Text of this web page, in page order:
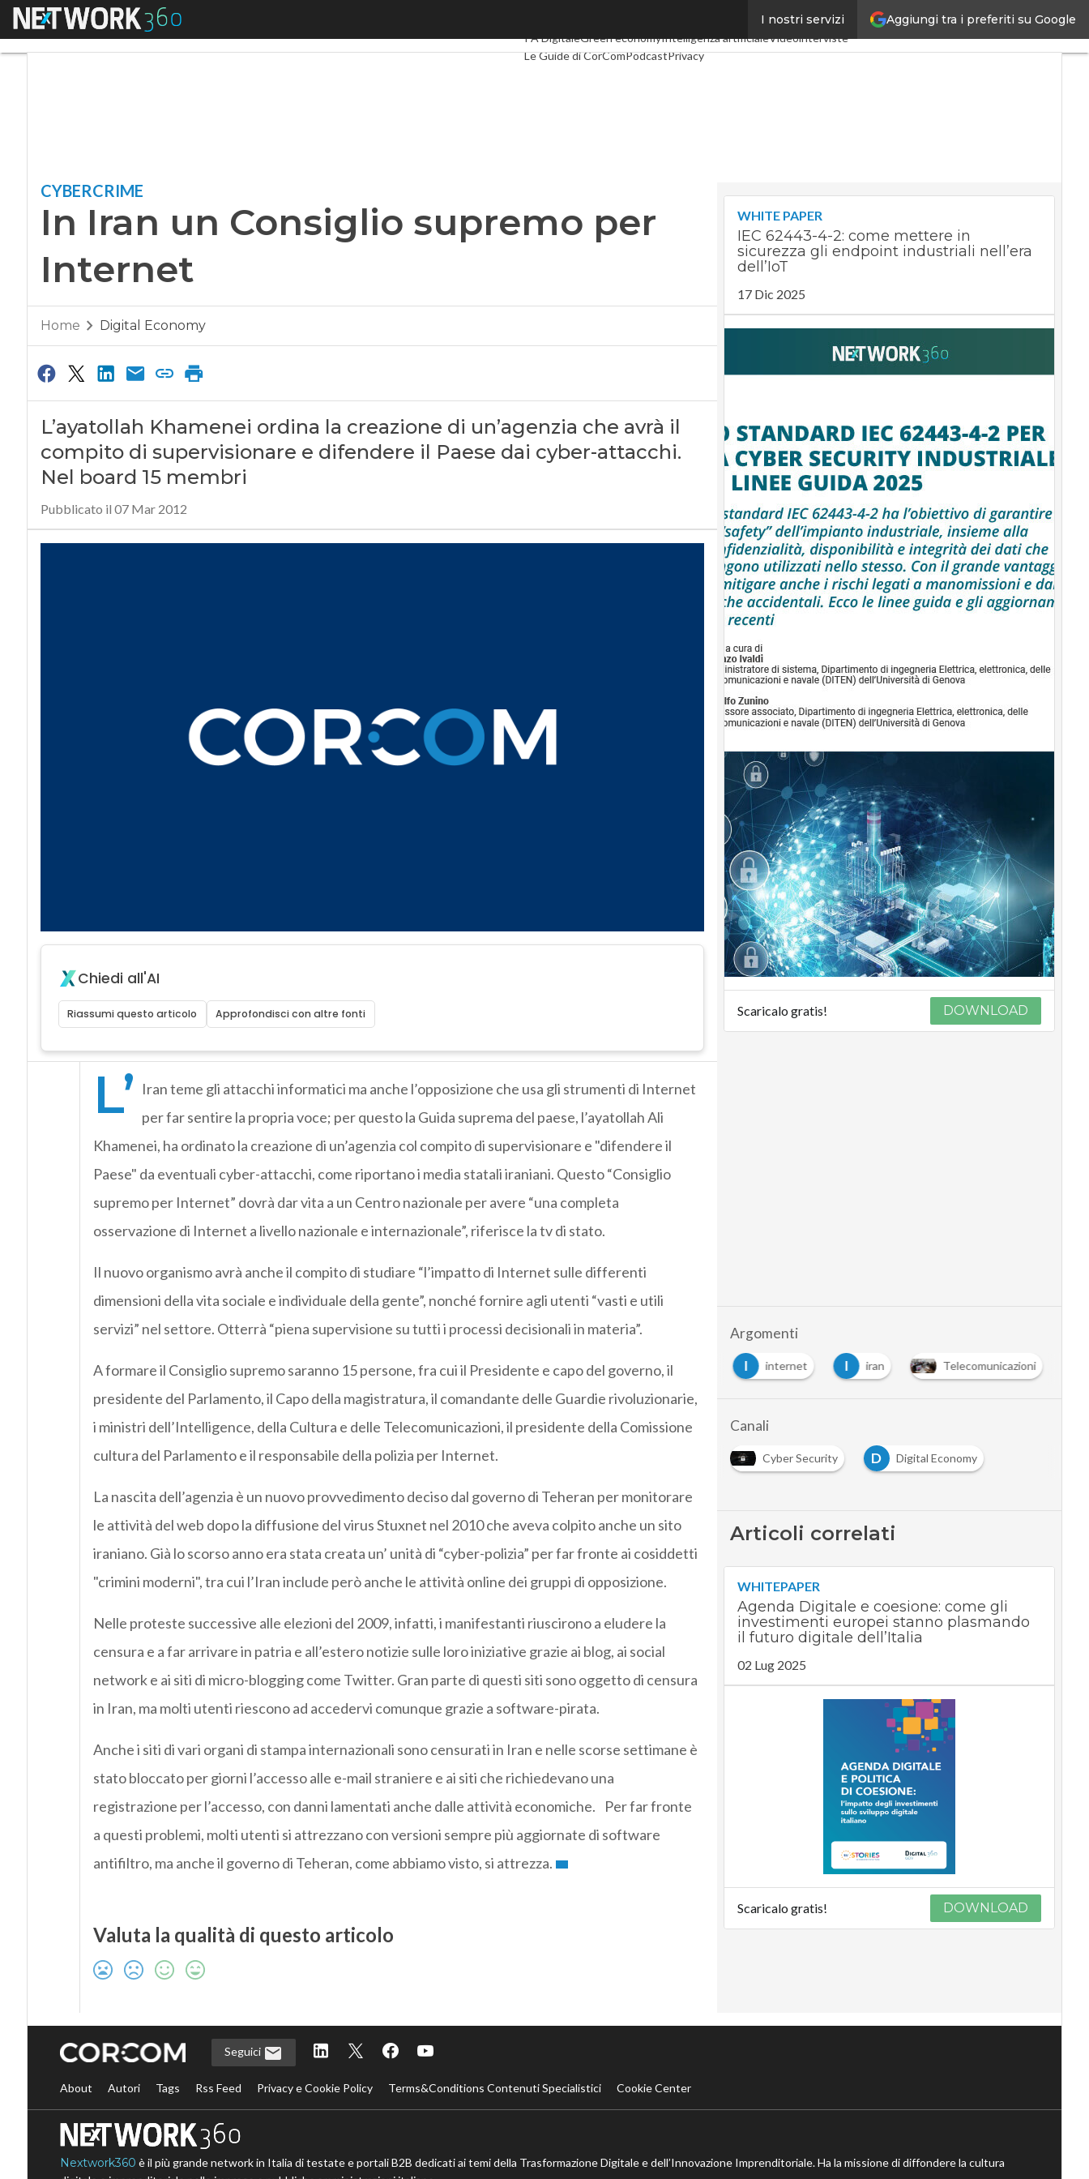
Aggiungi tra i preferiti su Google
I nostri servizi
Menu Industria 4.0 SpacEconomy
PA DigitaleGreen economyIntelligenza artificialeVideointerviste
Le Guide di CorComPodcastPrivacy
CYBERCRIME
In Iran un Consiglio supremo per
Internet
Home Digital Economy
L’ayatollah Khamenei ordina la creazione di un’agenzia che avrà il
compito di supervisionare e difendere il Paese dai cyber-attacchi.
Nel board 15 membri
Pubblicato il 07 Mar 2012
Chiedi all'AI
Riassumi questo articolo Approfondisci con altre fonti
L’ Iran teme gli attacchi informatici ma anche l’opposizione che usa gli strumenti di Internet
per far sentire la propria voce; per questo la Guida suprema del paese, l’ayatollah Ali
Khamenei, ha ordinato la creazione di un’agenzia col compito di supervisionare e "difendere il
Paese" da eventuali cyber-attacchi, come riportano i media statali iraniani. Questo “Consiglio
supremo per Internet” dovrà dar vita a un Centro nazionale per avere “una completa
osservazione di Internet a livello nazionale e internazionale”, riferisce la tv di stato.
Il nuovo organismo avrà anche il compito di studiare “l’impatto di Internet sulle differenti
dimensioni della vita sociale e individuale della gente”, nonché fornire agli utenti “vasti e utili
servizi” nel settore. Otterrà “piena supervisione su tutti i processi decisionali in materia”.
A formare il Consiglio supremo saranno 15 persone, fra cui il Presidente e capo del governo, il
presidente del Parlamento, il Capo della magistratura, il comandante delle Guardie rivoluzionarie,
i ministri dell’Intelligence, della Cultura e delle Telecomunicazioni, il presidente della Comissione
cultura del Parlamento e il responsabile della polizia per Internet.
La nascita dell’agenzia è un nuovo provvedimento deciso dal governo di Teheran per monitorare
le attività del web dopo la diffusione del virus Stuxnet nel 2010 che aveva colpito anche un sito
iraniano. Già lo scorso anno era stata creata un’ unità di “cyber-polizia” per far fronte ai cosiddetti
"crimini moderni", tra cui l’Iran include però anche le attività online dei gruppi di opposizione.
Nelle proteste successive alle elezioni del 2009, infatti, i manifestanti riuscirono a eludere la
censura e a far arrivare in patria e all’estero notizie sulle loro iniziative grazie ai blog, ai social
network e ai siti di micro-blogging come Twitter. Gran parte di questi siti sono oggetto di censura
in Iran, ma molti utenti riescono ad accedervi comunque grazie a software-pirata.
Anche i siti di vari organi di stampa internazionali sono censurati in Iran e nelle scorse settimane è
stato bloccato per giorni l’accesso alle e-mail straniere e ai siti che richiedevano una
registrazione per l’accesso, con danni lamentati anche dalle attività economiche. Per far fronte
a questi problemi, molti utenti si attrezzano con versioni sempre più aggiornate di software
antifiltro, ma anche il governo di Teheran, come abbiamo visto, si attrezza.
Valuta la qualità di questo articolo
WHITE PAPER
IEC 62443-4-2: come mettere in
sicurezza gli endpoint industriali nell’era
dell’IoT
17 Dic 2025
Scaricalo gratis! DOWNLOAD
Argomenti
C
Cybercrime I internet I iran Telecomunicazioni
Canali
Cyber Security D Digital Economy
Articoli correlati
WHITEPAPER
Agenda Digitale e coesione: come gli
investimenti europei stanno plasmando
il futuro digitale dell’Italia
02 Lug 2025
Scaricalo gratis! DOWNLOAD
Seguici
About Autori Tags Rss Feed Privacy e Cookie Policy Terms&Conditions Contenuti Specialistici Cookie Center
Nextwork360 è il più grande network in Italia di testate e portali B2B dedicati ai temi della Trasformazione Digitale e dell’Innovazione Imprenditoriale. Ha la missione di diffondere la cultura